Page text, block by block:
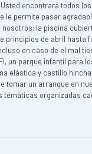
encontrará todos
le permite pasar
la piscina
principios de abril hasta
en caso de el mal
un parque infantil para
elástica y castillo
tomar un arranque en
temáticas organizadas